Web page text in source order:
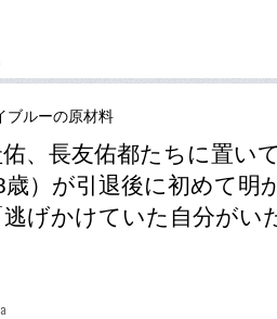
ブルーの原材料
佑、長友佑都たちに置
歳）が引退後に初めて明
げかけていた自分がい